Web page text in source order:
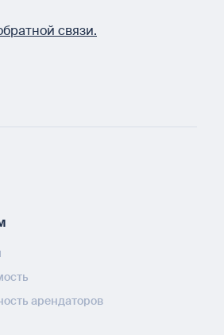
связи.
арендаторов